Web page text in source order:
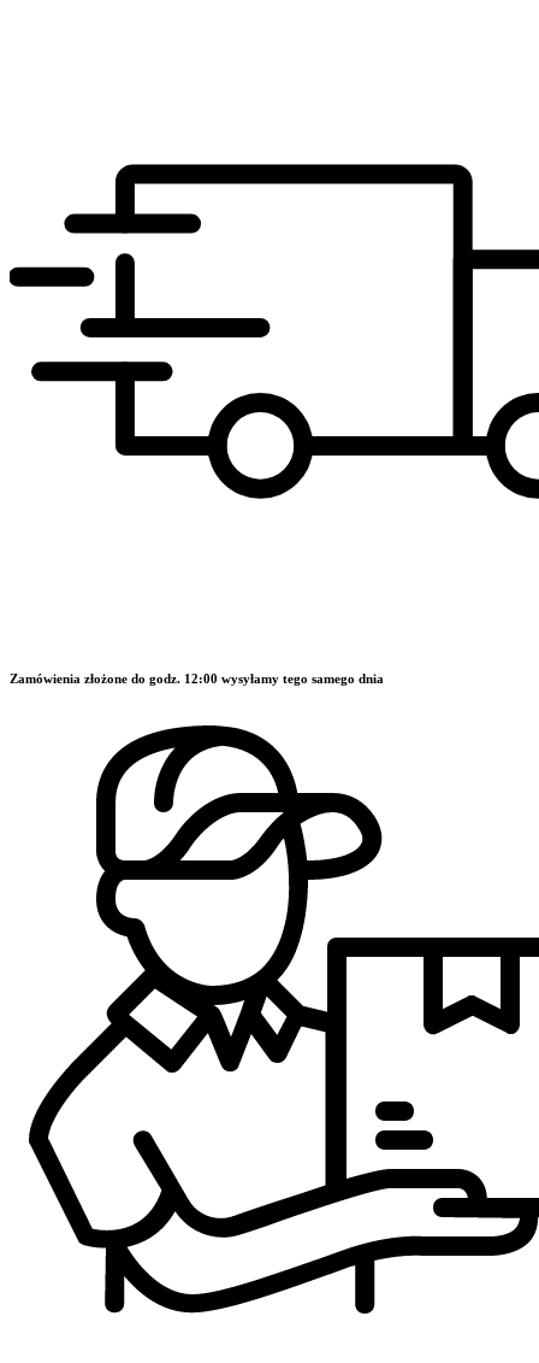
Zamówienia złożone do godz. 12:00 wysyłamy tego samego dnia